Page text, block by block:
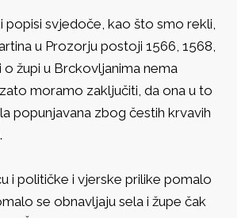
popisi svjedoče, kao što smo rekli,
u Prozorju postoji 1566, 1568,
o župi u Brckovljanima nema
moramo zaključiti, da ona u to
popunjavana zbog čestih krvavih
i političke i vjerske prilike pomalo
se obnavljaju sela i župe čak